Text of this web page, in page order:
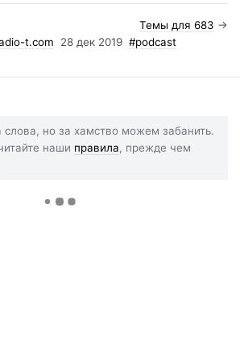
Темы для 683 →
t.com
28 дек 2019 #podcast
слова, но за хамство можем забанить.
наши правила, прежде чем